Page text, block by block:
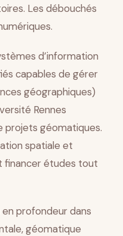
Les débouchés
d’information
capables de gérer
géographiques)
Rennes
projets géomatiques.
spatiale et
financer études tout
profondeur dans
géomatique